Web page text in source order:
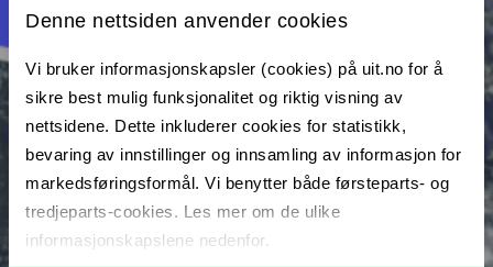
Denne nettsiden anvender cookies
Vi bruker informasjonskapsler (cookies) på uit.no for å
sikre best mulig funksjonalitet og riktig visning av
nettsidene. Dette inkluderer cookies for statistikk,
bevaring av innstillinger og innsamling av informasjon for
markedsføringsformål. Vi benytter både førsteparts- og
tredjeparts-cookies. Les mer om de ulike
informasjonskapslene nedenfor.